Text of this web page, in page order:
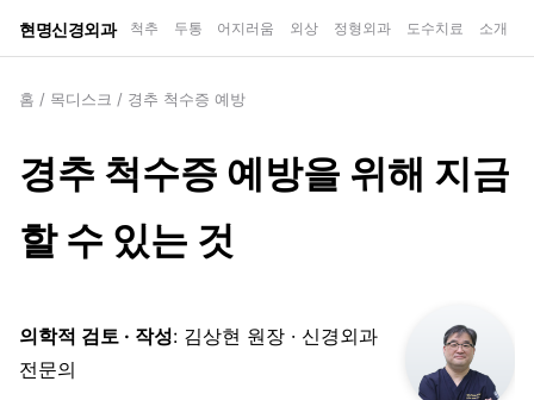
현명신경외과 척추 두통 어지러움 외상 정형외과 도수치료 소개
홈 / 목디스크 / 경추 척수증 예방
경추 척수증 예방을 위해 지금
할 수 있는 것
의학적 검토 · 작성: 김상현 원장 · 신경외과
전문의